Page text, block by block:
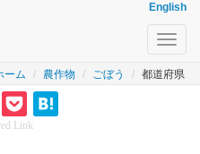
English
ーム 農作物 ごぼう 都道府県
Link